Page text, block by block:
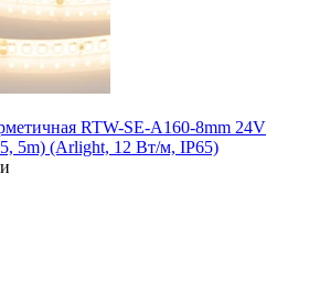
RTW-SE-A160-8mm 24V
5m) (Arlight, 12 Вт/м, IP65)